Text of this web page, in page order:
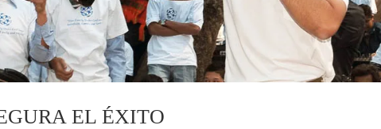
EL ÉXITO